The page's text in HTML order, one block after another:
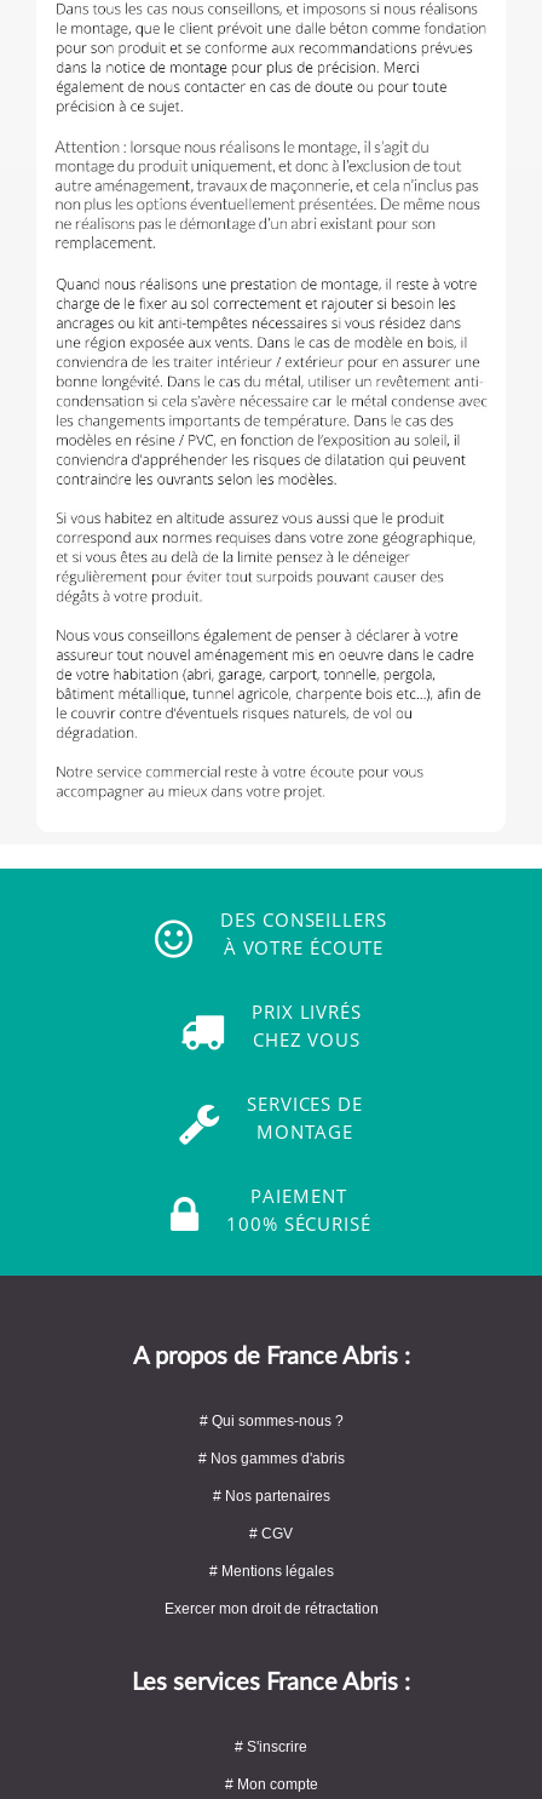
DES CONSEILLERS
À VOTRE ÉCOUTE
PRIX LIVRÉS
CHEZ VOUS
SERVICES DE
MONTAGE
PAIEMENT
100% SÉCURISÉ
A propos de France Abris :
# Qui sommes-nous ?
# Nos gammes d'abris
# Nos partenaires
# CGV
# Mentions légales
Exercer mon droit de rétractation
Les services France Abris :
# S'inscrire
# Mon compte